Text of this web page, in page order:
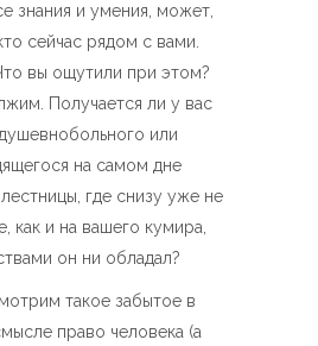
знания и умения, может,
сейчас рядом с вами.
вы ощутили при этом?
Получается ли у вас
или
на самом дне
где снизу уже не
как и на вашего кумира,
он ни обладал?
такое забытое в
право человека (а